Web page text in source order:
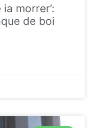
morrer’:
de boi